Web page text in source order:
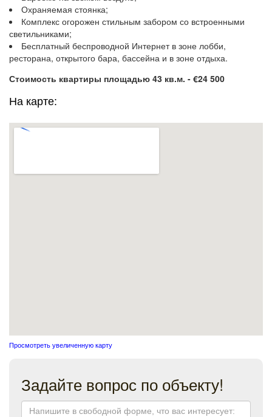
Охраняемая стоянка;
Комплекс огорожен стильным забором со встроенными
светильниками;
Бесплатный беспроводной Интернет в зоне лобби,
ресторана, открытого бара, бассейна и в зоне отдыха.
Стоимость квартиры площадью 43 кв.м. - €24 500
На карте:
Просмотреть увеличенную карту
Задайте вопрос по объекту!